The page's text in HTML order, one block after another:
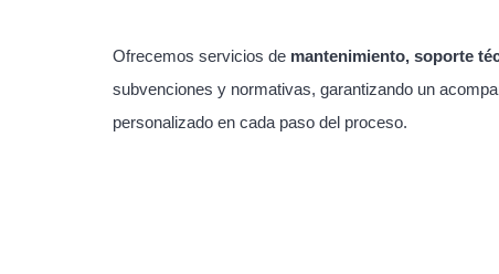
Ofrecemos servicios de mantenimiento, soporte
subvenciones y normativas, garantizando un
personalizado en cada paso del proceso.